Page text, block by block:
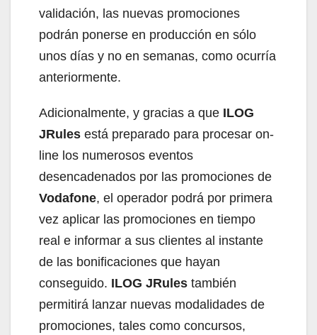
validación, las nuevas promociones
podrán ponerse en producción en sólo
unos días y no en semanas, como ocurría
anteriormente.
Adicionalmente, y gracias a que ILOG
JRules está preparado para procesar on-
line los numerosos eventos
desencadenados por las promociones de
Vodafone, el operador podrá por primera
vez aplicar las promociones en tiempo
real e informar a sus clientes al instante
de las bonificaciones que hayan
conseguido. ILOG JRules también
permitirá lanzar nuevas modalidades de
promociones, tales como concursos,